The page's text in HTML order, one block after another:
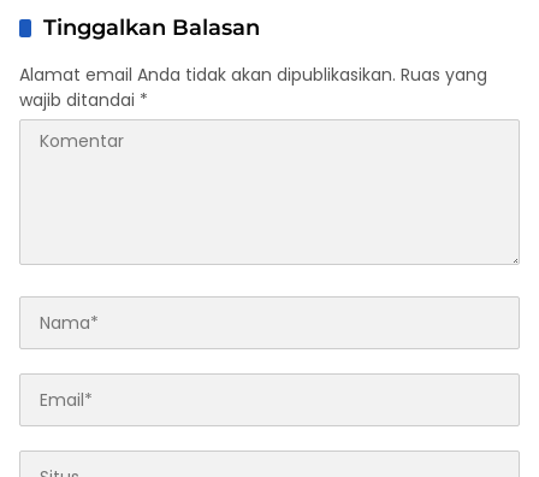
Tinggalkan Balasan
Alamat email Anda tidak akan dipublikasikan. Ruas yang
wajib ditandai *